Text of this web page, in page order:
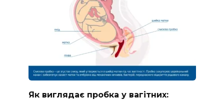
Як виглядає пробка у вагітних: